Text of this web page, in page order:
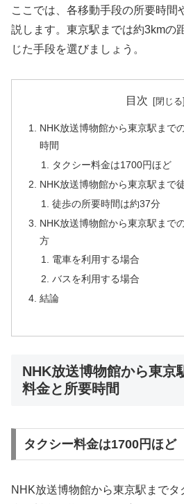
ここでは、各移動手段の所要時間
説します。東京駅までは約3kmの
じた手段を選びましょう。
目次
NHK放送博物館から東京駅まで
時間
タクシー料金は1700円ほど
NHK放送博物館から東京駅まで
徒歩の所要時間は約37分
NHK放送博物館から東京駅まで
方
電車を利用する場合
バスを利用する場合
結論
NHK放送博物館から東京
料金と所要時間
タクシー料金は1700円ほど
NHK放送博物館から東京駅まで